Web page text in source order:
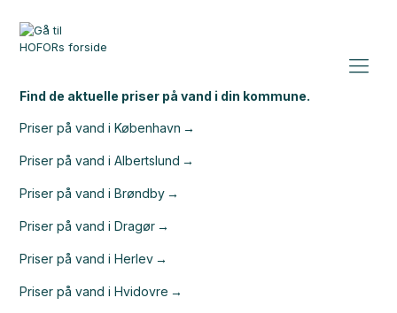
Find de aktuelle priser på vand i din kommune.
Priser på vand i København
Priser på vand i Albertslund
Priser på vand i Brøndby
Priser på vand i Dragør
Priser på vand i Herlev
Priser på vand i Hvidovre